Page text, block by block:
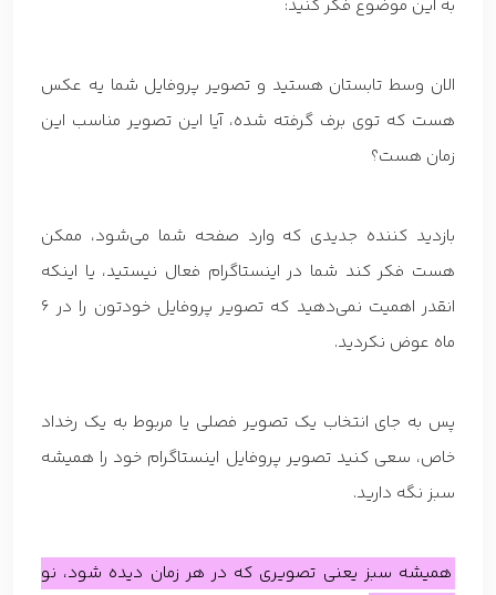
به این موضوع فکر کنید:
الان وسط تابستان هستید و تصویر پروفایل شما یه عکس
هست که توی برف گرفته شده، آیا این تصویر مناسب این
زمان هست؟
بازدید کننده جدیدی که وارد صفحه شما می‌شود، ممکن
هست فکر کند شما در اینستاگرام فعال نیستید، یا اینکه
انقدر اهمیت نمی‌دهید که تصویر پروفایل خودتون را در 6
ماه عوض نکردید.
پس به جای انتخاب یک تصویر فصلی یا مربوط به یک رخداد
خاص، سعی کنید تصویر پروفایل اینستاگرام خود را همیشه
سبز نگه دارید.
همیشه سبز یعنی تصویری که در هر زمان دیده شود، نو